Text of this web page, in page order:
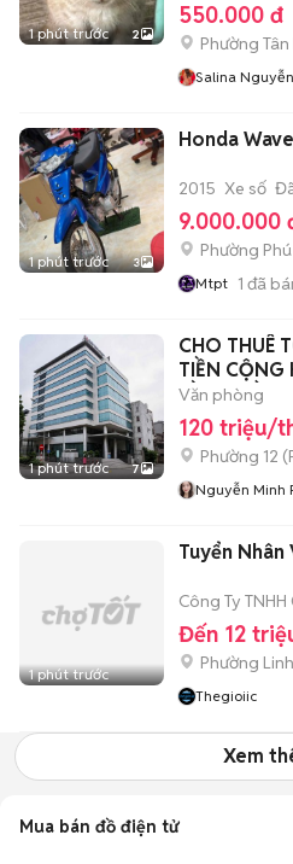
1 phút trước 2
550.000 đ
Phường
Salina Nguyễn
1 phút trước 3
Honda
2015 Xe số
9.000.000
Phường
Mtpt 1 đã
1 phút trước 7
CHO THUÊ
TIỀN CỘNG
TẦNG NỒI,
Văn phòng
120 triệu/
Phường 12 (
Nguyễn Minh
1 phút trước
Tuyển Nhân
Công Ty
Đến 12
Phường
Thegioiic
Xem
Mua bán đồ điện tử